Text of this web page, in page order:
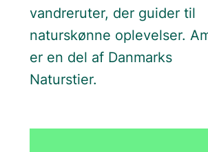
vandreruter, der guider til
naturskønne oplevelser.
er en del af Danmarks
Naturstier.